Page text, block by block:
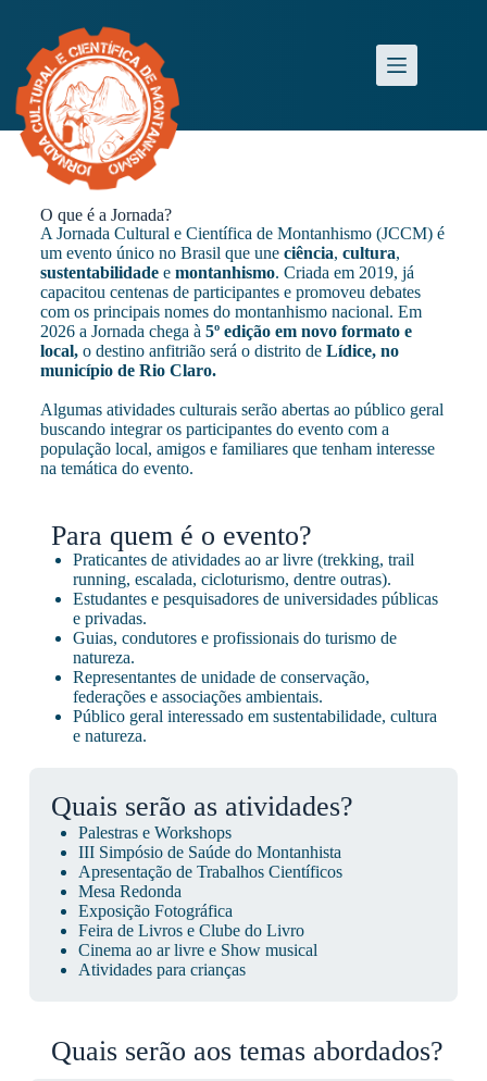
O que é a Jornada?
A Jornada Cultural e Científica de Montanhismo (JCCM) é
um evento único no Brasil que une ciência, cultura,
sustentabilidadee montanhismo. Criada em 2019, já
capacitou centenas de participantes e promoveu debates
com os principais nomes do montanhismo nacional. Em
2026 a Jornada chega à 5º edição em novo formato e
local, o destino anfitrião será o distrito de Lídice, no
município de Rio Claro.
Algumas atividades culturais serão abertas ao público geral
buscando integrar os participantes do evento com a
população local, amigos e familiares que tenham interesse
na temática do evento.
Para quem é o evento?
Praticantes de atividades ao ar livre (trekking, trail
running, escalada, cicloturismo, dentre outras).
Estudantes e pesquisadores de universidades públicas
e privadas.
Guias, condutores e profissionais do turismo de
natureza.
Representantes de unidade de conservação,
federações e associações ambientais.
Público geral interessado em sustentabilidade, cultura
e natureza.
Quais serão as atividades?
Palestras e Workshops
III Simpósio de Saúde do Montanhista
Apresentação de Trabalhos Científicos
Mesa Redonda
Exposição Fotográfica
Feira de Livros e Clube do Livro
Cinema ao ar livre e Show musical
Atividades para crianças
Quais serão aos temas abordados?